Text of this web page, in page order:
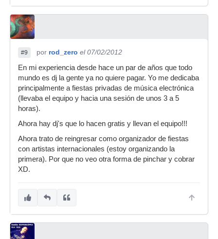
#9 por rod_zero el 07/02/2012
En mi experiencia desde hace un par de años que todo
mundo es dj la gente ya no quiere pagar. Yo me dedicaba
principalmente a fiestas privadas de música electrónica
(llevaba el equipo y hacia una sesión de unos 3 a 5
horas).
Ahora hay dj's que lo hacen gratis y llevan el equipo!!!
Ahora trato de reingresar como organizador de fiestas
con artistas internacionales (estoy organizando la
primera). Por que no veo otra forma de pinchar y cobrar
XD.